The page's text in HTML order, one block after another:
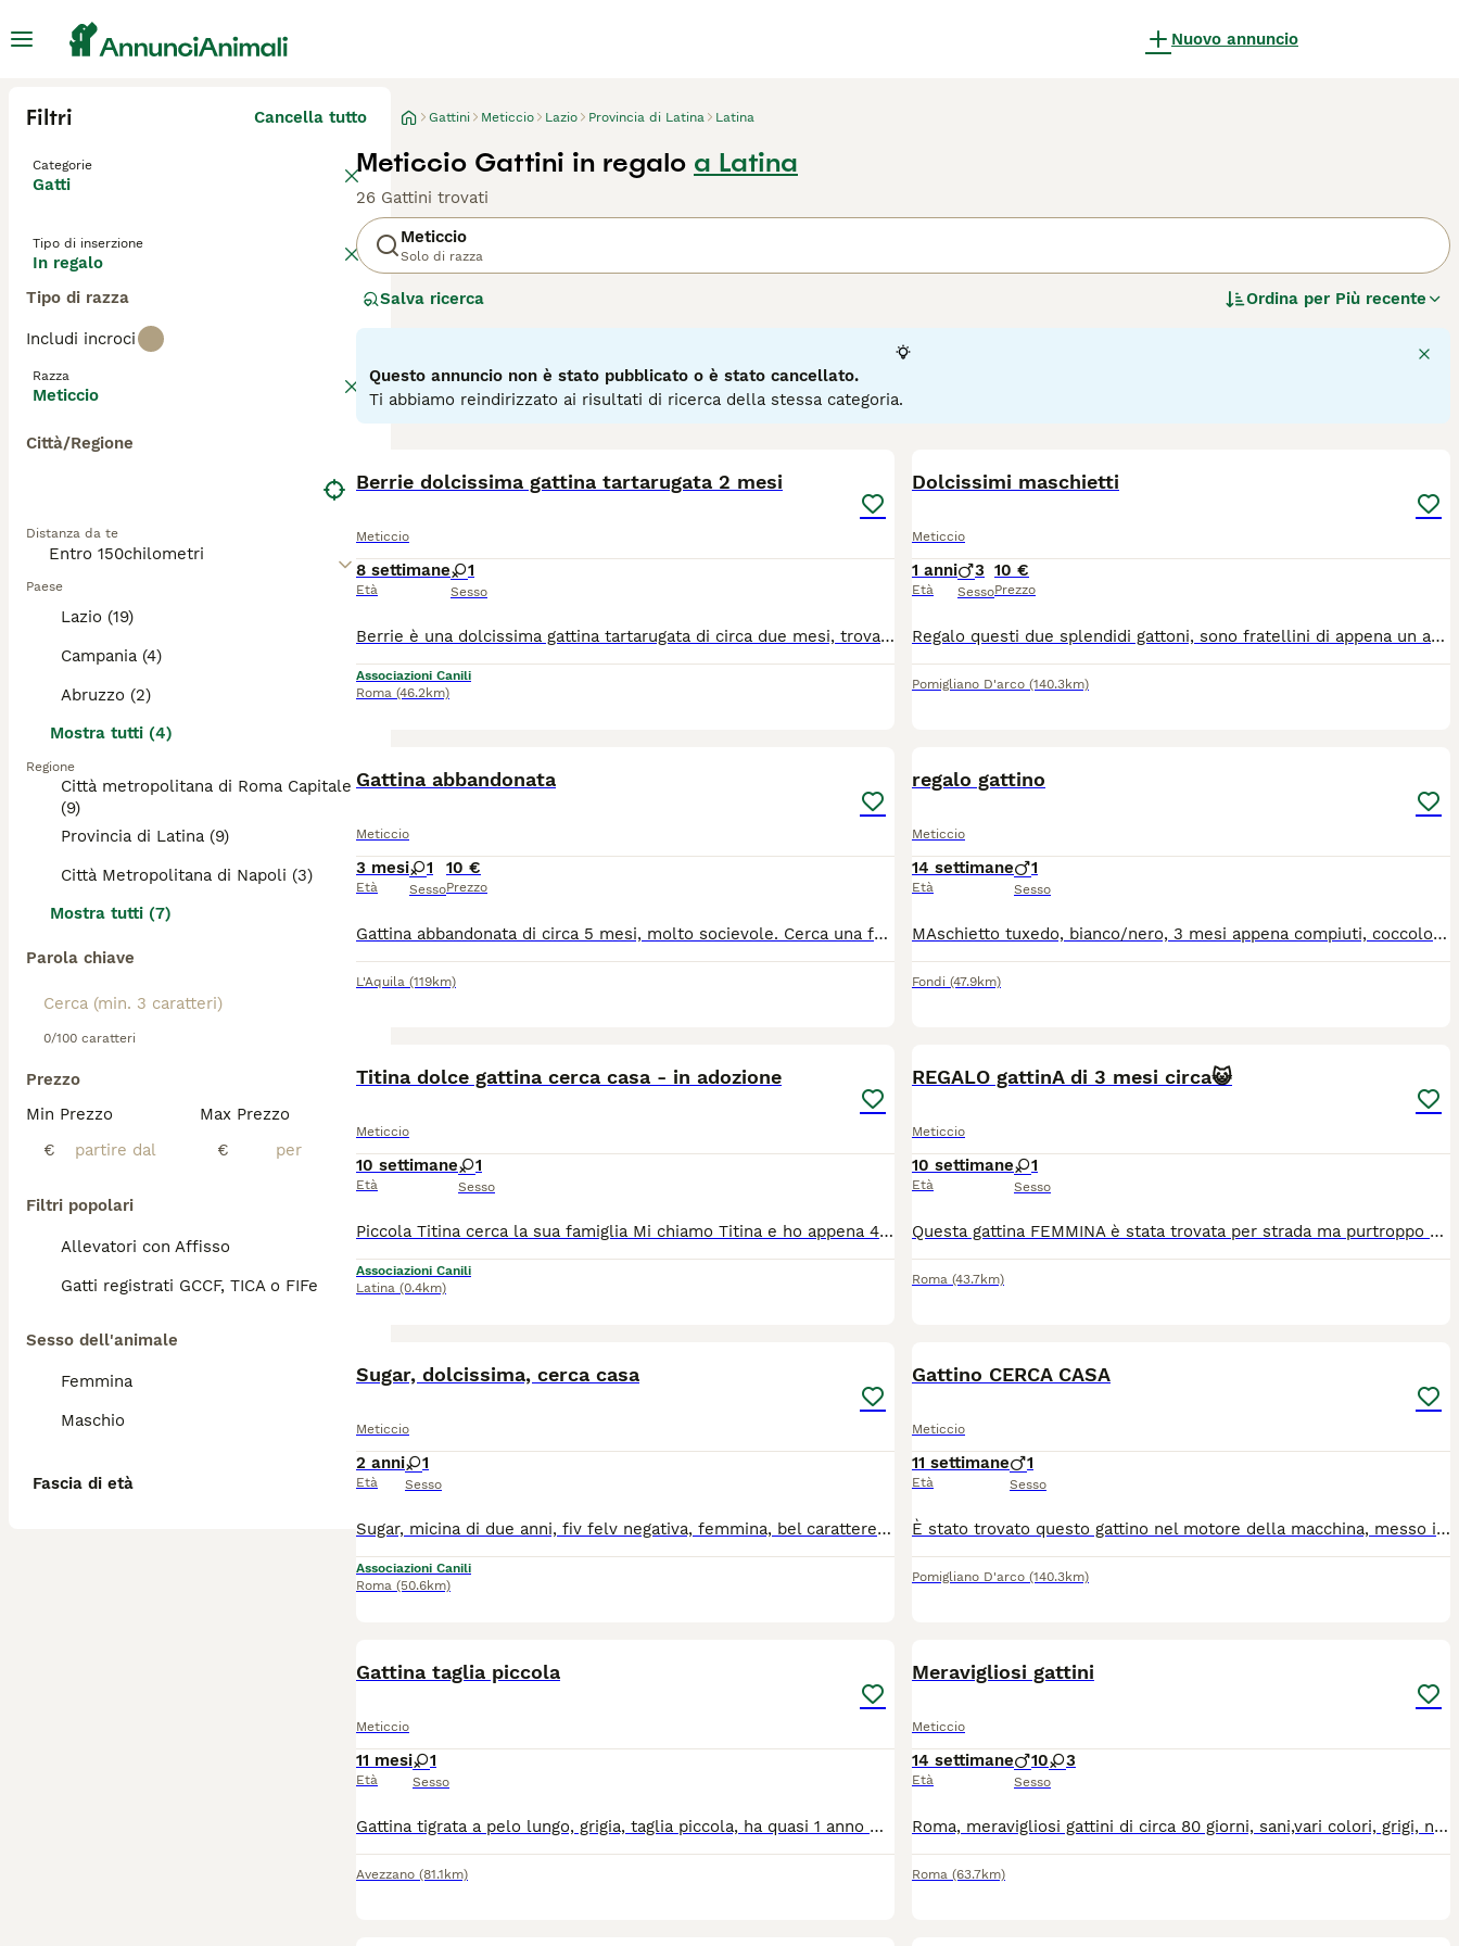
Nuovo annuncio
Filtri Cancella tutto
Categorie
Gatti
Tipo di inserzione
In regalo
Tipo di razza
Includi incroci
Razza
Meticcio
Città/Regione
Distanza da te
Paese
Lazio (19)
Campania (4)
Abruzzo (2)
Mostra tutti (4)
Regione
Città metropolitana di Roma Capitale
(9)
Provincia di Latina (9)
Città Metropolitana di Napoli (3)
Mostra tutti (7)
Parola chiave
0/100 caratteri
Prezzo
Min Prezzo
€
Max Prezzo
€
Filtri popolari
Allevatori con Affisso
Gatti registrati GCCF, TICA o FIFe
Sesso dell'animale
Femmina
Maschio
Fascia di età
Gattini Meticcio Lazio Provincia di Latina Latina
Meticcio Gattini in regalo a Latina
26 Gattini trovati
Meticcio
Solo di razza
Salva ricerca Ordina per Più recente
Questo annuncio non è stato pubblicato o è stato cancellato.
Ti abbiamo reindirizzato ai risultati di ricerca della stessa categoria.
Berrie dolcissima gattina tartarugata 2 mesi
Meticcio
8 settimane
Età
1
Sesso
Berrie è una dolcissima gattina tartarugata di circa due mesi, trovata da sola in campagna, tra i rovi, mentre piangeva disperata. Proprio da quel luogo nasce il suo nome, ispirato ai frutti di bosco. È una gattina davvero speciale: una piccola batuffolina che fa le fusa senza sosta, come un motorino sempre acceso. Basta incontrarla per innamorarsi del suo carattere dolce e affettuoso. È estremamente mansueta ed educata. Fin dal primo momento si è comportata come una gattina di casa: ha imparato subito a usare la lettiera, accetta tranquillamente il trasportino e ama stare in braccio. È curiosa, osserva con attenzione tutto ciò che la circonda e cerca continuamente il contatto con le persone. Berrie adora la compagnia e sogna una famiglia che la accolga e la ami per tutta la vita. Si trova in Calabria, ma può raggiungere tutta Italia tramite staffetta autorizzata. Verrà affidata spulciata, vaccinata e microchippata, previo iter di preaffido. No adozione con solo giardino. Per informazioni contattare Chiara: 389 9276292. Se non doveste ricevere risposta, lasciate un breve messaggio di presentazione: sarete ricontattati al più presto.
Associazioni Canili
Roma (46.2km)
Dolcissimi maschietti
Meticcio
1 anni
Età
3
Sesso
10 €
Prezzo
Regalo questi due splendidi gattoni, sono fratellini di appena un anno. Non posso piú tenerli per questioni economiche e anche perchè sono solo in casa e lavoro quindi mi trovo costretto a malincuore ad affidarli ad un gattile se non trovo qualcuno che possa prendersene cura. Sono 2 maschi gia entrambi vaccinati e castrati con microchip e libretto sanitario. Insieme regalo una lettiera coperta apribile acquistata da poco ed il trasportino se serve. Cerco persone che sappiano volergli bene tenendoli in casa, e che gli diano soprattutto la giusta dose di coccole. Solo se presi insieme Sono di Pomigliano, per maggiori informazioni su whatsapp 392 568 4688
Pomigliano D'arco (140.3km)
Gattina abbandonata
Meticcio
3 mesi
Età
1
Sesso
10 €
Prezzo
Gattina abbandonata di circa 5 mesi, molto socievole. Cerca una famiglia che le voglia bene e l'adotti!
L'Aquila (119km)
regalo gattino
Meticcio
14 settimane
Età
1
Sesso
MAschietto tuxedo, bianco/nero, 3 mesi appena compiuti, coccolone, usa lettiera e tiragraffi, la mamma è una ragdoll
Fondi (47.9km)
Titina dolce gattina cerca casa - in adozione
Meticcio
10 settimane
Età
1
Sesso
Piccola Titina cerca la sua famiglia Mi chiamo Titina e ho appena 45 giorni. Qualcuno mi ha lasciata tutta sola in un campo incolto. Ero spaventata e aspettavo che qualcuno si accorgesse di me. Per fortuna una mano gentile mi ha trovata e mi ha dato una seconda possibilità. Ora sono al sicuro, faccio tante fusa, adoro le coccole e sogno una casa dove sentirmi finalmente amata. Titina si affida con il primo vaccino e con obbligo di sterilizzazione al raggiungimento dell'età prevista. Si trova a Latina (Lazio) Se nel tuo cuore e nella tua casa c'è un piccolo spazio per una micina speciale, vieni a conoscere Titina Contattaci con un messaggio al 3518504528 per informazioni e adozione Associazione oltre i confini di specie Odv
Associazioni Canili
Latina (0.4km)
REGALO gattinA di 3 mesi circa😺
Meticcio
10 settimane
Età
1
Sesso
Questa gattina FEMMINA è stata trovata per strada ma purtroppo non posso tenerla. Ha circa 3 mesi, è in ottima salute, molto giocherellona, vivace ma anche dolcissima o molto affettuosa. È una gattina molto socievole ed è abituata al contatto umano, e inoltre ha già imparato ad usare la lettiera. Mi trovo a roma. Cerco una famiglia responsabile che possa tenerla, se siete interessati contattatemi in privato 3472890704
Roma (43.7km)
Sugar, dolcissima, cerca casa
Meticcio
2 anni
Età
1
Sesso
Sugar, micina di due anni, fiv felv negativa, femmina, bel carattere, dolcissima, affettuosa. Ha bisogno di una casa. Sì trova a FRASCATI (RM). Per informazioni sulla sus adozione scrivere a Emanuela 3442735003. Con Tendi la zampa aps
Associazioni Canili
Roma (50.6km)
Gattino CERCA CASA
Meticcio
11 settimane
Età
1
Sesso
È stato trovato questo gattino nel motore della macchina, messo in salvo ora cerca casa o giusta sistemazione. Grazie
Pomigliano D'arco (140.3km)
Gattina taglia piccola
Meticcio
11 mesi
Età
1
Sesso
Gattina tigrata a pelo lungo, grigia, taglia piccola, ha quasi 1 anno ma sembra avere 6-7 mesi. Molto dolce e bisognosa di coccole. Cerca casa.
Avezzano (81.1km)
Meravigliosi gattini
Meticcio
14 settimane
Età
10 3
Sesso
Roma, meravigliosi gattini di circa 80 giorni, sani,vari colori, grigi, neri, tigrati, bicolori, si cedono solo a veri amanti degli animali
Roma (63.7km)